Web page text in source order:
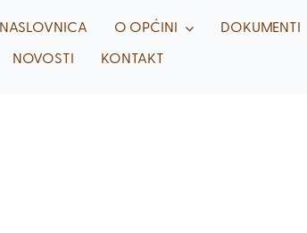
NASLOVNICA O OPĆINI DOKUMENTI
NOVOSTI KONTAKT